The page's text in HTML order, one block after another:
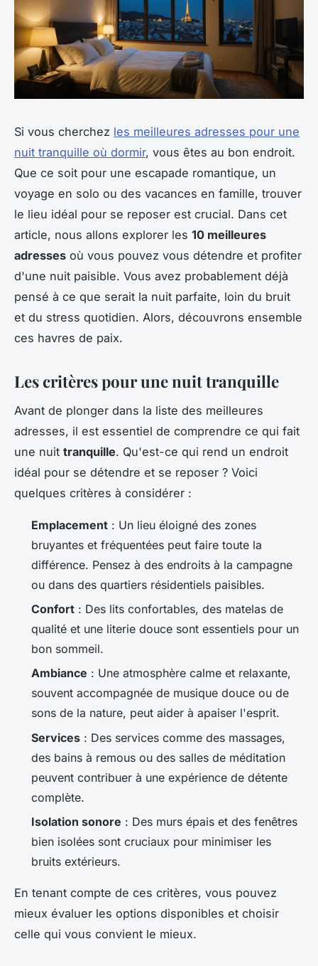
Si vous cherchez les meilleures adresses pour une
nuit tranquille où dormir, vous êtes au bon endroit.
Que ce soit pour une escapade romantique, un
voyage en solo ou des vacances en famille, trouver
le lieu idéal pour se reposer est crucial. Dans cet
article, nous allons explorer les 10 meilleures
adresses où vous pouvez vous détendre et profiter
d'une nuit paisible. Vous avez probablement déjà
pensé à ce que serait la nuit parfaite, loin du bruit
et du stress quotidien. Alors, découvrons ensemble
ces havres de paix.
Les critères pour une nuit tranquille
Avant de plonger dans la liste des meilleures
adresses, il est essentiel de comprendre ce qui fait
une nuit tranquille. Qu'est-ce qui rend un endroit
idéal pour se détendre et se reposer ? Voici
quelques critères à considérer :
Emplacement : Un lieu éloigné des zones
bruyantes et fréquentées peut faire toute la
différence. Pensez à des endroits à la campagne
ou dans des quartiers résidentiels paisibles.
Confort : Des lits confortables, des matelas de
qualité et une literie douce sont essentiels pour un
bon sommeil.
Ambiance : Une atmosphère calme et relaxante,
souvent accompagnée de musique douce ou de
sons de la nature, peut aider à apaiser l'esprit.
Services : Des services comme des massages,
des bains à remous ou des salles de méditation
peuvent contribuer à une expérience de détente
complète.
Isolation sonore : Des murs épais et des fenêtres
bien isolées sont cruciaux pour minimiser les
bruits extérieurs.
En tenant compte de ces critères, vous pouvez
mieux évaluer les options disponibles et choisir
celle qui vous convient le mieux.